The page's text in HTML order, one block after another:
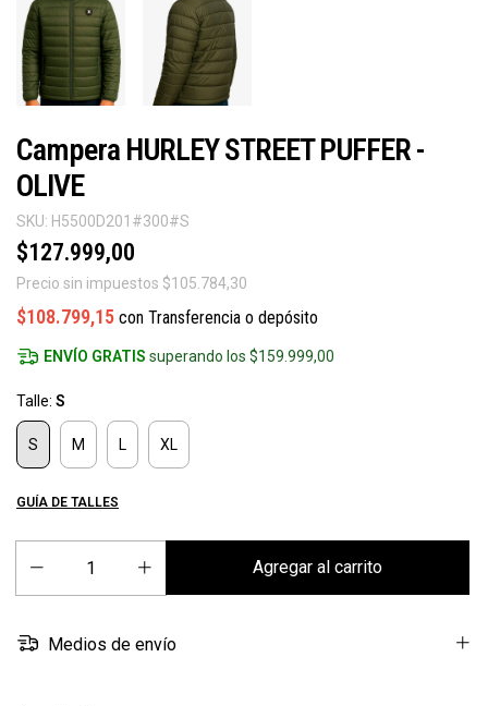
Campera HURLEY STREET PUFFER -
OLIVE
SKU: H5500D201#300#S
$127.999,00
Precio sin impuestos $105.784,30
$108.799,15 con Transferencia o depósito
ENVÍO GRATIS superando los$159.999,00
Talle: S
S M L XL
GUÍA DE TALLES
Medios de envío